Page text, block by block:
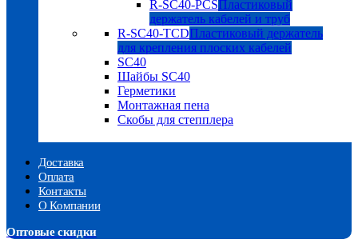
R-SC40-PCSПластиковый
держатель кабелей и труб
R-SC40-TCDПластиковый держатель
для крепления плоских кабелей
SC40
Шайбы SC40
Герметики
Монтажная пена
Скобы для степплера
Доставка
Оплата
Контакты
О Компании
Оптовые скидки